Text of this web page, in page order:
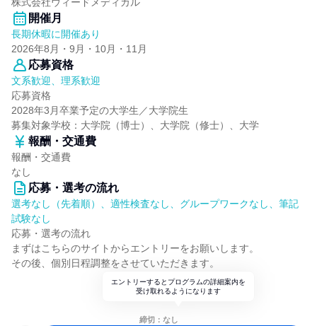
開催月
長期休暇に開催あり
2026年8月・9月・10月・11月
応募資格
文系歓迎、理系歓迎
応募資格
2028年3月卒業予定の大学生／大学院生
募集対象学校：大学院（博士）、大学院（修士）、大学
報酬・交通費
報酬・交通費
なし
応募・選考の流れ
選考なし（先着順）、適性検査なし、グループワークなし、筆記
試験なし
応募・選考の流れ
まずはこちらのサイトからエントリーをお願いします。
その後、個別日程調整をさせていただきます。
エントリーするとプログラムの詳細案内を
受け取れるようになります
締切：なし